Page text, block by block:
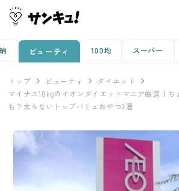
ビューティ 100均 スーパー
トップ ビューティ
ダイエット
マイナス10kgのイオンダイエットマニア厳選！ち
も？太らないトップバリュおやつ3選